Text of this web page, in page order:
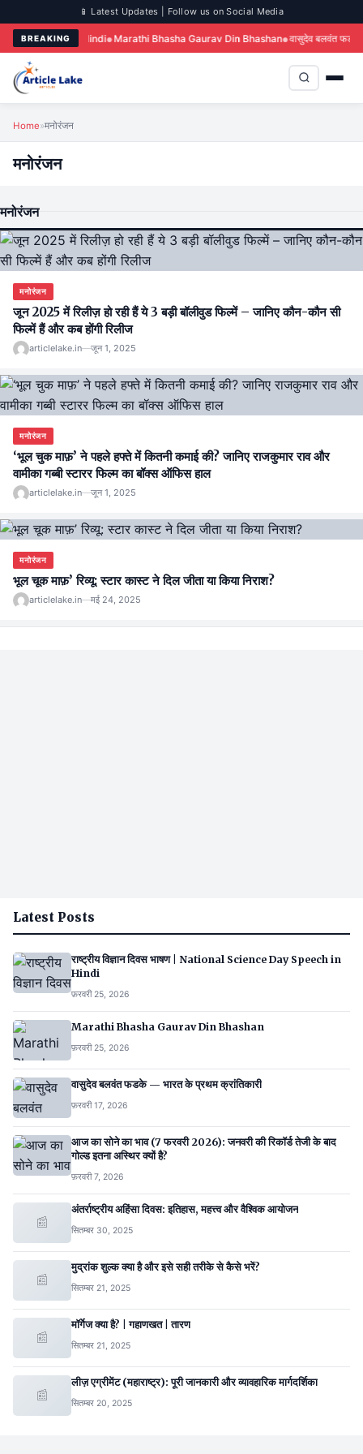
📱 Latest Updates | Follow us on Social Media
BREAKING
Day Speech in Hindi Marathi Bhasha Gaurav Din Bhashan वासुदेव बलवंत फडके —
Home»मनोरंजन
मनोरंजन
मनोरंजन
मनोरंजन
जून 2025 में रिलीज़ हो रही हैं ये 3 बड़ी बॉलीवुड फिल्में – जानिए कौन-कौन सी
फिल्में हैं और कब होंगी रिलीज
articlelake.in—जून 1, 2025
मनोरंजन
‘भूल चुक माफ़’ ने पहले हफ्ते में कितनी कमाई की? जानिए राजकुमार राव और
वामीका गब्बी स्टारर फिल्म का बॉक्स ऑफिस हाल
articlelake.in—जून 1, 2025
मनोरंजन
भूल चूक माफ़’ रिव्यू: स्टार कास्ट ने दिल जीता या किया निराश?
articlelake.in—मई 24, 2025
Latest Posts
राष्ट्रीय विज्ञान दिवस भाषण | National Science Day Speech in
Hindi
फ़रवरी 25, 2026
Marathi Bhasha Gaurav Din Bhashan
फ़रवरी 25, 2026
वासुदेव बलवंत फडके — भारत के प्रथम क्रांतिकारी
फ़रवरी 17, 2026
आज का सोने का भाव (7 फरवरी 2026): जनवरी की रिकॉर्ड तेजी के बाद
गोल्ड इतना अस्थिर क्यों है?
फ़रवरी 7, 2026
📰
अंतर्राष्ट्रीय अहिंसा दिवस: इतिहास, महत्त्व और वैश्विक आयोजन
सितम्बर 30, 2025
📰
मुद्रांक शुल्क क्या है और इसे सही तरीके से कैसे भरें?
सितम्बर 21, 2025
📰
मॉर्गेज क्या है? | गहाणखत | तारण
सितम्बर 21, 2025
📰
लीज़ एग्रीमेंट (महाराष्ट्र): पूरी जानकारी और व्यावहारिक मार्गदर्शिका
सितम्बर 20, 2025